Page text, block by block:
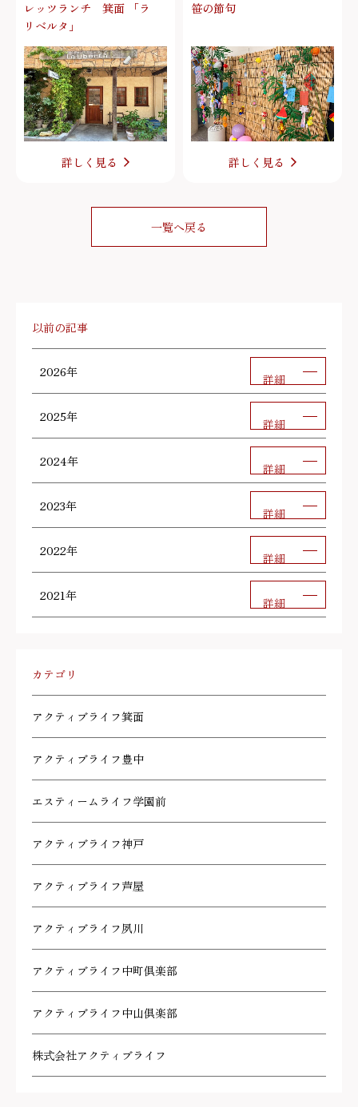
レッツランチ 箕面 「ラ
リベルタ」
詳しく見る
笹の節句
詳しく見る
一覧へ戻る
以前の記事
2026年 詳細
2025年 詳細
2024年 詳細
2023年 詳細
2022年 詳細
2021年 詳細
カテゴリ
アクティブライフ箕面
アクティブライフ豊中
エスティームライフ学園前
アクティブライフ神戸
アクティブライフ芦屋
アクティブライフ夙川
アクティブライフ中町倶楽部
アクティブライフ中山倶楽部
株式会社アクティブライフ